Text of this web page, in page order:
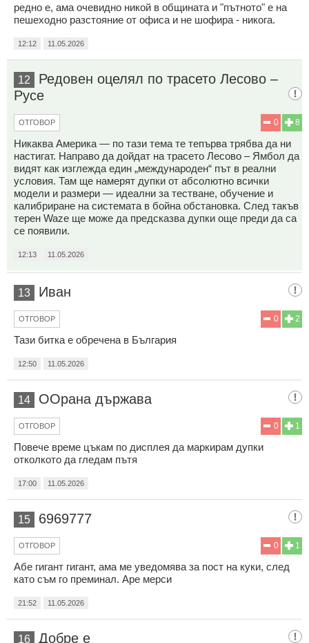
редно е, ама очевидно никой в общината и "пътното" е на
пешеходно разстояние от офиса и не шофира - никога.
12:12 11.05.2026
12
Редовен оцелял по трасето Лесово –
Русе
8
0
ОТГОВОР
Никаква Америка — по тази тема те тепърва трябва да ни
настигат. Направо да дойдат на трасето Лесово – Ямбол да
видят как изглежда един „международен“ път в реални
условия. Там ще намерят дупки от абсолютно всички
модели и размери — идеални за тестване, обучение и
калибриране на системата в бойна обстановка. След такъв
терен Waze ще може да предсказва дупки още преди да са
се появили.
12:13 11.05.2026
13 Иван
2
0
ОТГОВОР
Тази битка е обречена в България
12:50 11.05.2026
14 ООрана държава
1
0
ОТГОВОР
Повече време цъкам по дисплея да маркирам дупки
отколкото да гледам пътя
17:00 11.05.2026
15 6969777
1
0
ОТГОВОР
Абе гигант гигант, ама ме уведомява за пост на куки, след
като съм го преминал. Аре мерси
21:52 11.05.2026
16 Добре е